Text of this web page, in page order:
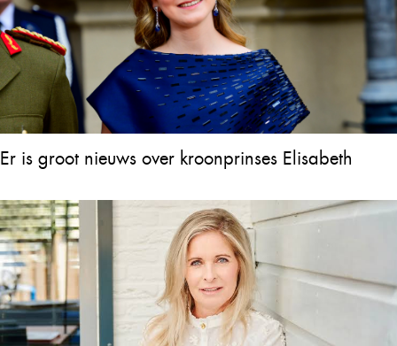
Er is groot nieuws over kroonprinses Elisabeth